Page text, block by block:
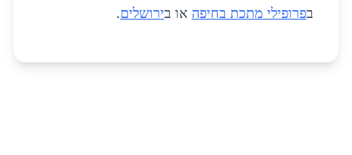
בפרופילי מתכת בחיפה או בירושלים.